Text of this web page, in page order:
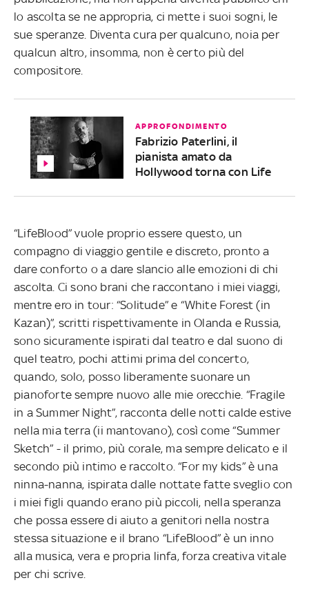
lo ascolta se ne appropria, ci mette i suoi sogni, le
sue speranze. Diventa cura per qualcuno, noia per
qualcun altro, insomma, non è certo più del
compositore.
APPROFONDIMENTO
Fabrizio Paterlini, il
pianista amato da
Hollywood torna con Life
“LifeBlood” vuole proprio essere questo, un
compagno di viaggio gentile e discreto, pronto a
dare conforto o a dare slancio alle emozioni di chi
ascolta. Ci sono brani che raccontano i miei viaggi,
mentre ero in tour: “Solitude” e “White Forest (in
Kazan)”, scritti rispettivamente in Olanda e Russia,
sono sicuramente ispirati dal teatro e dal suono di
quel teatro, pochi attimi prima del concerto,
quando, solo, posso liberamente suonare un
pianoforte sempre nuovo alle mie orecchie. “Fragile
in a Summer Night”, racconta delle notti calde estive
nella mia terra (ii mantovano), così come “Summer
Sketch” - il primo, più corale, ma sempre delicato e il
secondo più intimo e raccolto. “For my kids” è una
ninna-nanna, ispirata dalle nottate fatte sveglio con
i miei figli quando erano più piccoli, nella speranza
che possa essere di aiuto a genitori nella nostra
stessa situazione e il brano “LifeBlood” è un inno
alla musica, vera e propria linfa, forza creativa vitale
per chi scrive.